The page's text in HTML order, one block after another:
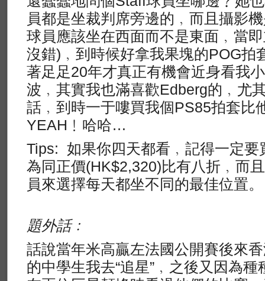
員都是坐裁判席旁邊的﹐而且攝影
球員應該坐在西面而不是東面﹐當
沒錯)﹐到時候好拿我果塊的POG拍
著足足20年才真正有機會近身看我
波﹐其實我也滿喜歡Edberg的﹐尤
話﹐到時一于嘍買我個PS85拍套比
YEAH﹗哈哈…
Tips: 如果你四天都看﹐記得一定要
為同正價(HK$2,320)比有八折﹐而
員來選擇每天都坐不同的最佳位置。
題外話﹕
話說當年米高贏左法國公開賽後來
的中學生我去“追星”﹐之後又因為